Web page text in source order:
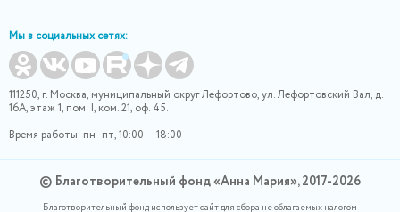
Мы в социальных сетях:
111250, г. Москва, муниципальный округ Лефортово, ул. Лефортовский Вал, д.
16А, этаж 1, пом. I, ком. 21, оф. 45.
Время работы: пн–пт, 10:00 — 18:00
© Благотворительный фонд «Анна Мария», 2017-2026
Благотворительный фонд использует сайт для сбора не облагаемых налогом